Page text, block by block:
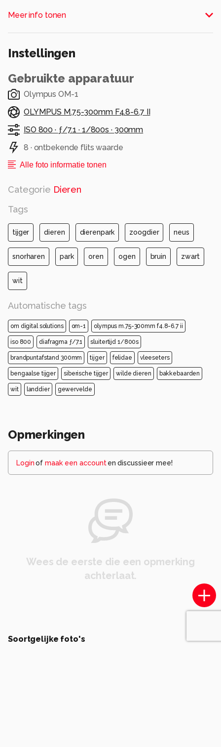
Alle rechten voorbehouden
Meer info tonen
Instellingen
Gebruikte apparatuur
Olympus OM-1
OLYMPUS M.75-300mm F4.8-6.7 II
ISO 800 · ƒ/7.1 · 1/800s · 300mm
8 · ontbekende flits waarde
Alle foto informatie tonen
Categorie Dieren
Tags
tijger dieren dierenpark zoogdier neus
snorharen park oren ogen bruin zwart
wit
Automatische tags
om digital solutions om-1 olympus m.75-300mm f4.8-6.7 ii
iso 800 diafragma ƒ/7.1 sluitertijd 1/800s
brandpuntafstand 300mm tijger felidae vleeseters
bengaalse tijger siberische tijger wilde dieren bakkebaarden
wit landdier gewervelde
Opmerkingen
Loginof maak een account en discussieer mee!
Wees de eerste die een opmerking
achterlaat.
Soortgelijke foto's